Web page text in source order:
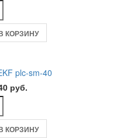
КОРЗИНУ
plc-sm-40
руб.
КОРЗИНУ